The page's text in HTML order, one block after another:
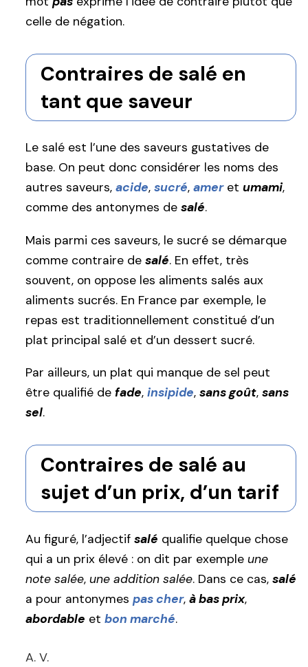
celle de négation.
Contraires de salé en
tant que saveur
Le salé est l’une des saveurs gustatives de
base. On peut donc considérer les noms des
autres saveurs, acide, sucré, ameret umami,
comme des antonymes de salé.
Mais parmi ces saveurs, le sucré se démarque
comme contraire de salé. En effet, très
souvent, on oppose les aliments salés aux
aliments sucrés. En France par exemple, le
repas est traditionnellement constitué d’un
plat principal salé et d’un dessert sucré.
Par ailleurs, un plat qui manque de sel peut
être qualifié de fade, insipide, sans goût, sans
sel.
Contraires de salé au
sujet d’un prix, d’un tarif
Au figuré, l’adjectif salé qualifie quelque chose
qui a un prix élevé : on dit par exemple une
note salée, une addition salée. Dans ce cas, salé
a pour antonymes pas cher, à bas prix,
abordable et bon marché.
A. V.